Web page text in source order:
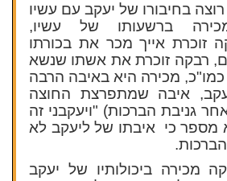
בחיבורו של יעקב עם עשיו
ברשעותו של עשיו,
זוכרת אייך מכר את בכורתו
רבקה זוכרת את אשתו שנשא
כמו"כ, מכירה היא באיבה הרבה
איבה שמתפרצת החוצה
גניבת הברכות) "ויעקבני זה
מספר כי איבתו של ליעקב לא
מכירה ביכולותיו של יעקב